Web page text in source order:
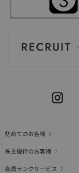
初めてのお客様
株主優待のお客様
会員ランクサービス